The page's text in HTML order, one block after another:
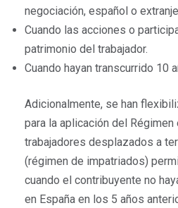
negociación, español o
Cuando las acciones o
patrimonio del trabajador.
Cuando hayan transcurrido 10
Adicionalmente, se han
para la aplicación del
trabajadores desplazados a
(régimen de impatriados)
cuando el contribuyente no
en España en los 5 años